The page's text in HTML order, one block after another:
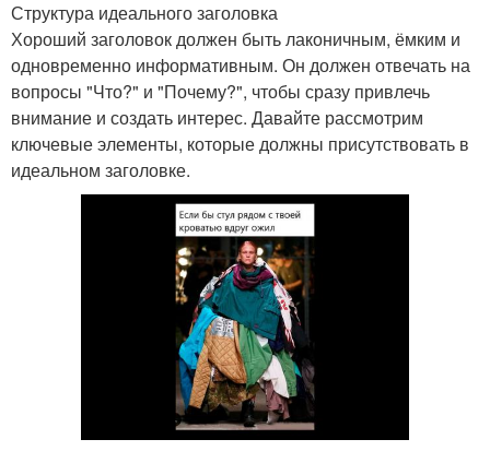
Структура идеального заголовка
Хороший заголовок должен быть лаконичным, ёмким и
одновременно информативным. Он должен отвечать на
вопросы "Что?" и "Почему?", чтобы сразу привлечь
внимание и создать интерес. Давайте рассмотрим
ключевые элементы, которые должны присутствовать в
идеальном заголовке.